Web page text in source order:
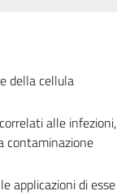
della cellula
alle infezioni,
contaminazione
applicazioni di esse